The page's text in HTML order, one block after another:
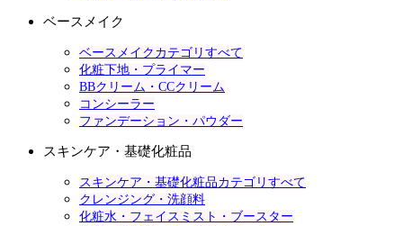
ベースメイク
ベースメイクカテゴリすべて
化粧下地・プライマー
BBクリーム・CCクリーム
コンシーラー
ファンデーション・パウダー
スキンケア・基礎化粧品
スキンケア・基礎化粧品カテゴリすべて
クレンジング・洗顔料
化粧水・フェイスミスト・ブースター